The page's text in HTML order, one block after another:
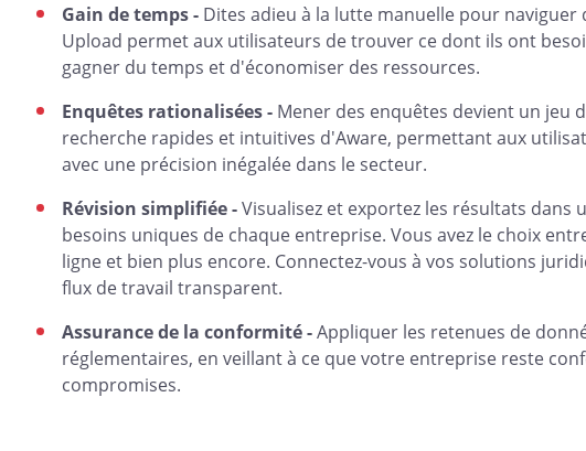
Gain de temps - Dites adieu à la lutte manuelle pour naviguer
Upload permet aux utilisateurs de trouver ce dont ils ont
gagner du temps et d'économiser des ressources.
Enquêtes rationalisées - Mener des enquêtes devient un jeu
recherche rapides et intuitives d'Aware, permettant aux
avec une précision inégalée dans le secteur.
Révision simplifiée -Visualisez et exportez les résultats
besoins uniques de chaque entreprise. Vous avez le choix
ligne et bien plus encore. Connectez-vous à vos solutions
flux de travail transparent.
Assurance de la conformité -Appliquer les retenues de
réglementaires, en veillant à ce que votre entreprise reste
compromises.